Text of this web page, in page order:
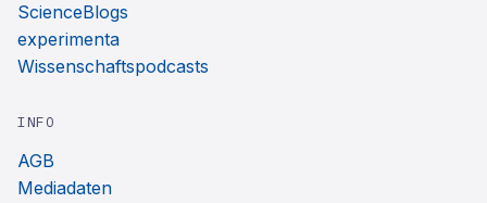
ScienceBlogs
experimenta
Wissenschaftspodcasts
INFO
AGB
Mediadaten